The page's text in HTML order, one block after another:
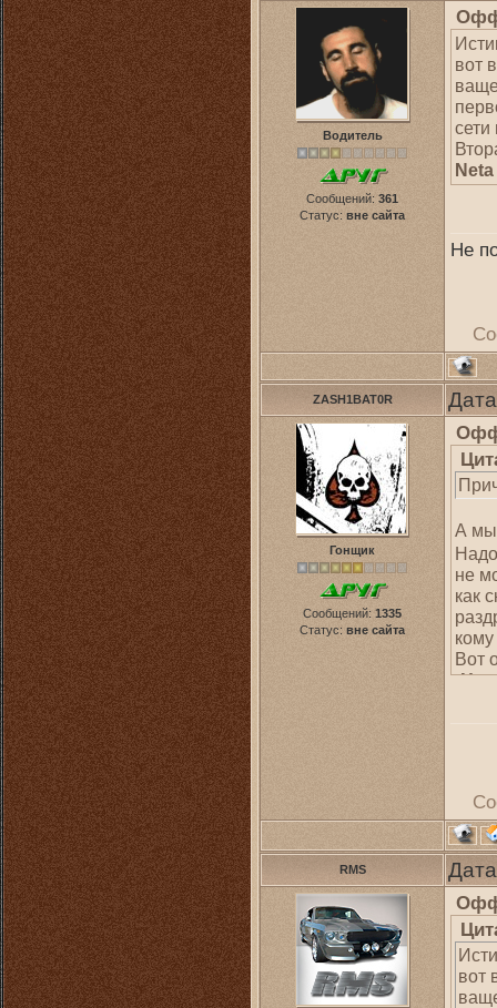
Водитель
Сообщений: 361
Статус: вне сайта
вот
Neta
Не
ZASH1BAT0R
Гонщик
Сообщений: 1335
Статус: вне сайта
А мы
не
как
Вот
на
RMS
вот